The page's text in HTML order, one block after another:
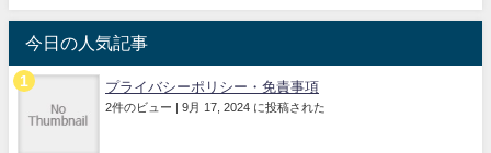
今日の人気記事
プライバシーポリシー・免責事項
2件のビュー 9月 17, 2024 に投稿された